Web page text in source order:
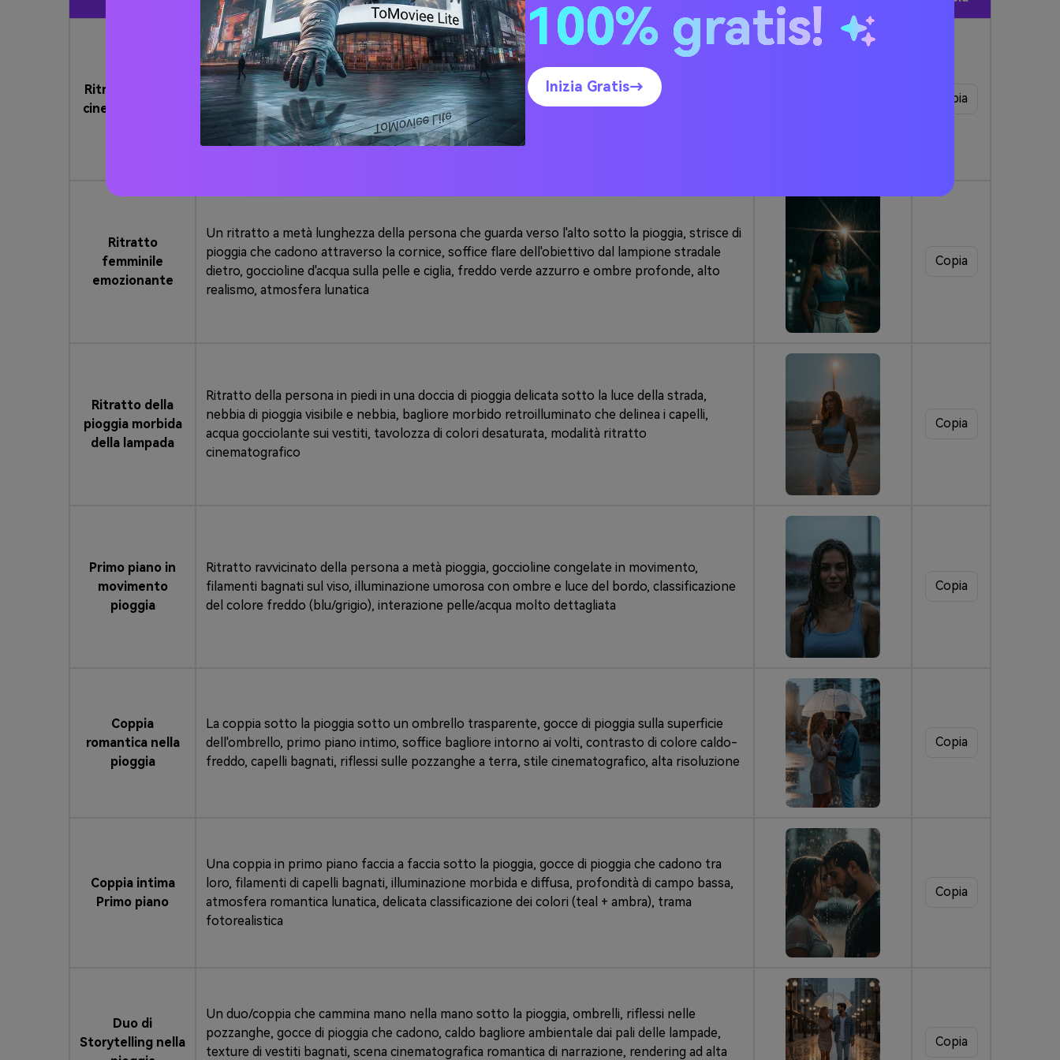
Ritratto singolo
cinematografico
Genera un ritratto fotorealistico della persona in piedi sotto la pioggia rovesciante,
goccioline d'acqua che scendono lungo il viso e i capelli, vestiti bagnati aggrappati,
retroilluminazione cinematografica morbida che filtra attraverso la pioggia, tono blu freddo,
strisce di pioggia visibili e goccioline d'acqua bokeh in primo piano, alto dettaglio, 4K,
illuminazione cinematografica
Copia
Ritratto
femminile
emozionante
Un ritratto a metà lunghezza della persona che guarda verso l'alto sotto la pioggia, strisce di
pioggia che cadono attraverso la cornice, soffice flare dell'obiettivo dal lampione stradale
dietro, goccioline d'acqua sulla pelle e ciglia, freddo verde azzurro e ombre profonde, alto
realismo, atmosfera lunatica
Copia
Ritratto della
pioggia morbida
della lampada
Ritratto della persona in piedi in una doccia di pioggia delicata sotto la luce della strada,
nebbia di pioggia visibile e nebbia, bagliore morbido retroilluminato che delinea i capelli,
acqua gocciolante sui vestiti, tavolozza di colori desaturata, modalità ritratto
cinematografico
Copia
Primo piano in
movimento
pioggia
Ritratto ravvicinato della persona a metà pioggia, goccioline congelate in movimento,
filamenti bagnati sul viso, illuminazione umorosa con ombre e luce del bordo, classificazione
del colore freddo (blu/grigio), interazione pelle/acqua molto dettagliata
Copia
Coppia
romantica nella
pioggia
La coppia sotto la pioggia sotto un ombrello trasparente, gocce di pioggia sulla superficie
dell'ombrello, primo piano intimo, soffice bagliore intorno ai volti, contrasto di colore caldo-
freddo, capelli bagnati, riflessi sulle pozzanghe a terra, stile cinematografico, alta risoluzione
Copia
Coppia intima
Primo piano
Una coppia in primo piano faccia a faccia sotto la pioggia, gocce di pioggia che cadono tra
loro, filamenti di capelli bagnati, illuminazione morbida e diffusa, profondità di campo bassa,
atmosfera romantica lunatica, delicata classificazione dei colori (teal + ambra), trama
fotorealistica
Copia
Duo di
Storytelling nella
Un duo/coppia che cammina mano nella mano sotto la pioggia, ombrelli, riflessi nelle
pozzanghe, gocce di pioggia che cadono, caldo bagliore ambientale dai pali delle lampade,
texture di vestiti bagnati, scena cinematografica romantica di narrazione, rendering ad alta
Copia
100% gratis!
Inizia Gratis→